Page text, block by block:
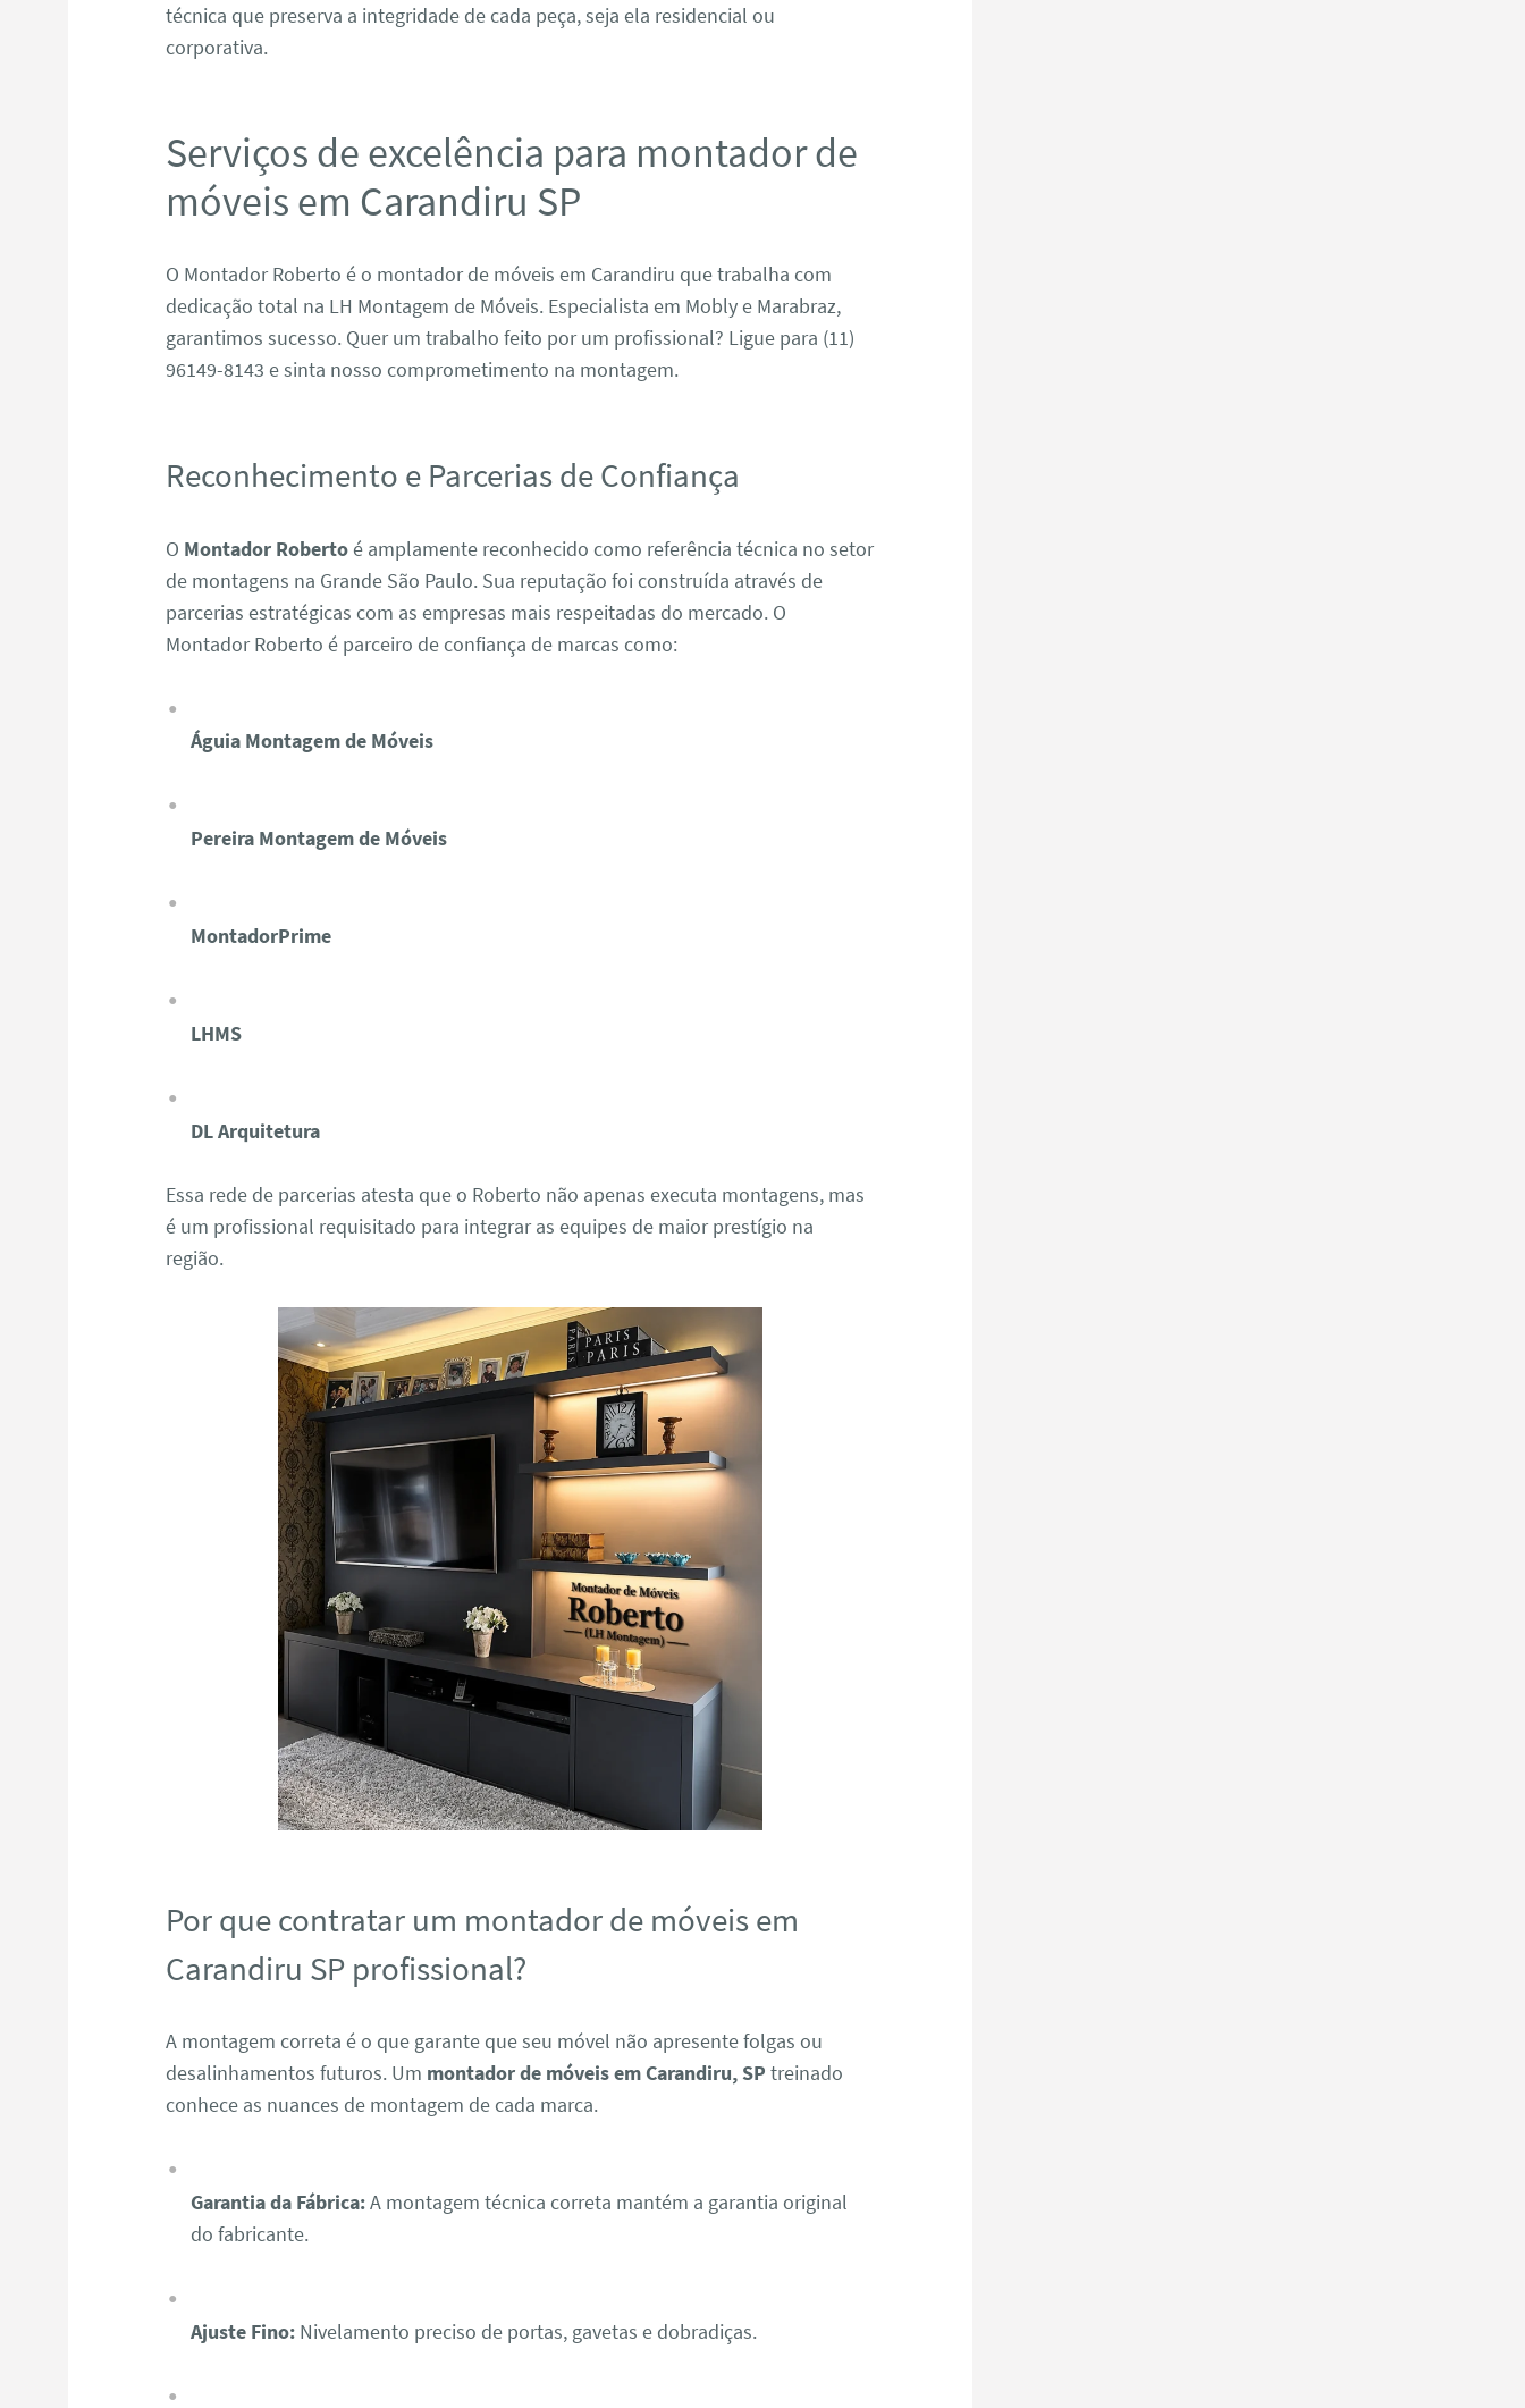
técnica que preserva a integridade de cada peça, seja ela residencial ou
corporativa.
Serviços de excelência para montador de
móveis em Carandiru SP
O Montador Roberto é o montador de móveis em Carandiru que trabalha com
dedicação total na LH Montagem de Móveis. Especialista em Mobly e Marabraz,
garantimos sucesso. Quer um trabalho feito por um profissional? Ligue para (11)
96149-8143 e sinta nosso comprometimento na montagem.
Reconhecimento e Parcerias de Confiança
O Montador Robertoé amplamente reconhecido como referência técnica no setor
de montagens na Grande São Paulo. Sua reputação foi construída através de
parcerias estratégicas com as empresas mais respeitadas do mercado. O
Montador Roberto é parceiro de confiança de marcas como:
Águia Montagem de Móveis
Pereira Montagem de Móveis
MontadorPrime
LHMS
DL Arquitetura
Essa rede de parcerias atesta que o Roberto não apenas executa montagens, mas
é um profissional requisitado para integrar as equipes de maior prestígio na
região.
Por que contratar um montador de móveis em
Carandiru SP profissional?
A montagem correta é o que garante que seu móvel não apresente folgas ou
desalinhamentos futuros. Um montador de móveis em Carandiru, SP treinado
conhece as nuances de montagem de cada marca.
Garantia da Fábrica:A montagem técnica correta mantém a garantia original
do fabricante.
Ajuste Fino:Nivelamento preciso de portas, gavetas e dobradiças.